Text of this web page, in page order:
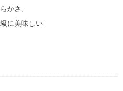
かさ、
に美味しい